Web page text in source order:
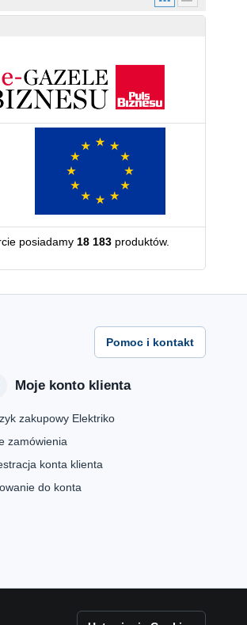
posiadamy 18 183 produktów.
Pomoc i kontakt
Moje konto klienta
zakupowy Elektriko
zamówienia
konta klienta
do konta